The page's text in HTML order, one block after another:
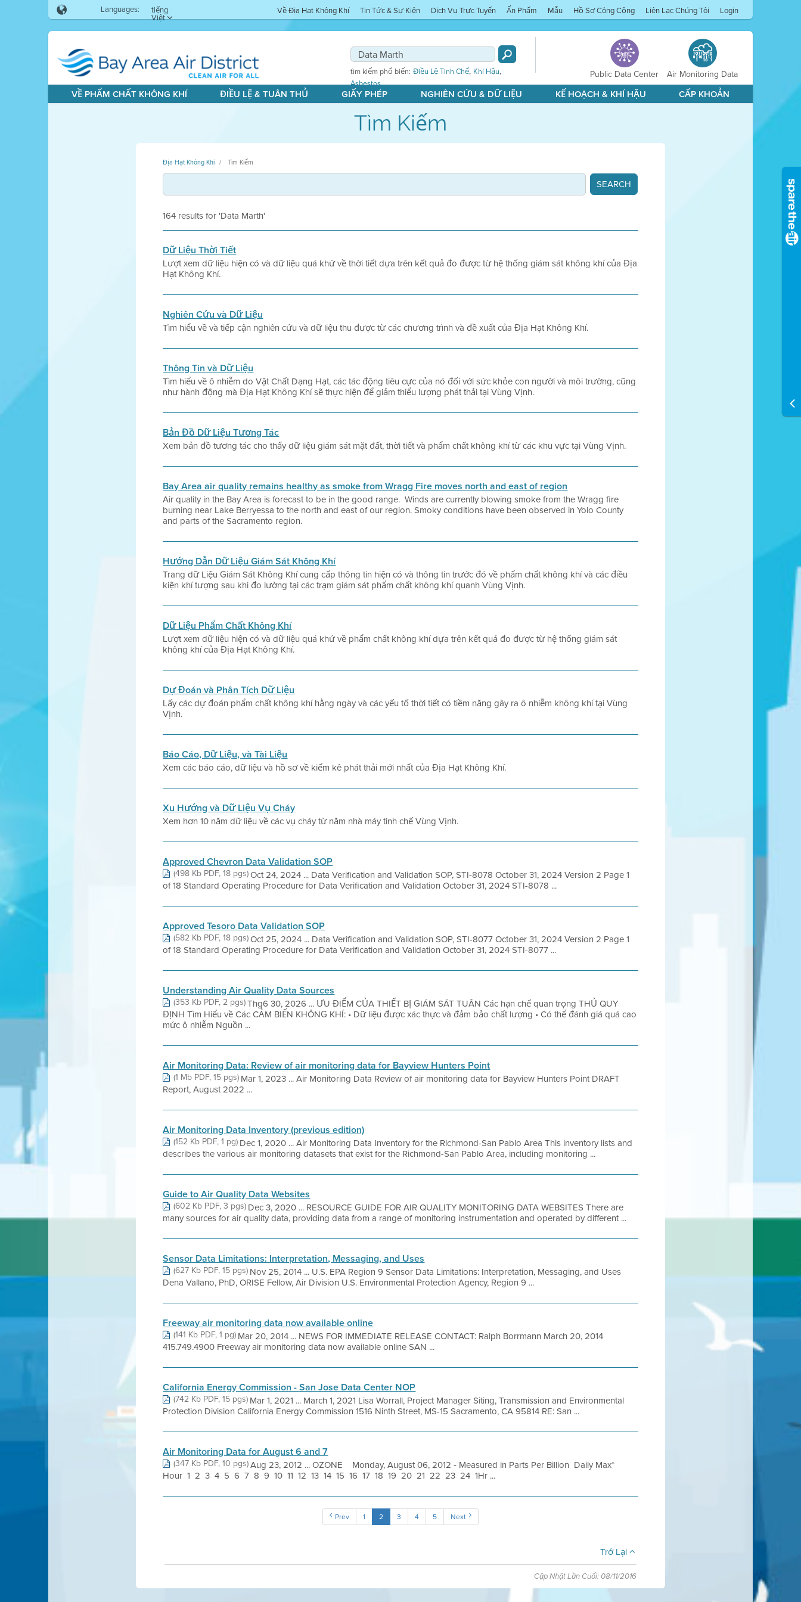
Languages: tiếng
Việt
Về Địa Hạt Không Khí Tin Tức & Sự Kiện Dịch Vụ Trực Tuyến Ấn Phẩm Mẫu Hồ Sơ Công Cộng Liên Lạc Chúng Tôi Login
tìm kiếm phổ biến: Điều Lệ Tinh Chế, Khí Hậu,
Asbestos
Public Data Center Air Monitoring Data
VỀ PHẨM CHẤT KHÔNG KHÍ ĐIỀU LỆ & TUÂN THỦ GIẤY PHÉP NGHIÊN CỨU & DỮ LIỆU KẾ HOẠCH & KHÍ HẬU CẤP KHOẢN
Tìm Kiếm
Địa Hạt Không Khí Tìm Kiếm
164 results for 'Data Marth'
Dữ Liệu Thời Tiết
Lượt xem dữ liệu hiện có và dữ liệu quá khứ về thời tiết dựa trên kết quả đo được từ hệ thống giám sát không khí của Địa
Hạt Không Khí.
Nghiên Cứu và Dữ Liệu
Tìm hiểu về và tiếp cận nghiên cứu và dữ liệu thu được từ các chương trình và đề xuất của Địa Hạt Không Khí.
Thông Tin và Dữ Liệu
Tìm hiểu về ô nhiễm do Vật Chất Dạng Hạt, các tác động tiêu cực của nó đối với sức khỏe con người và môi trường, cũng
như hành động mà Địa Hạt Không Khí sẽ thực hiện để giảm thiểu lượng phát thải tại Vùng Vịnh.
Bản Đồ Dữ Liệu Tương Tác
Xem bản đồ tương tác cho thấy dữ liệu giám sát mặt đất, thời tiết và phẩm chất không khí từ các khu vực tại Vùng Vịnh.
Bay Area air quality remains healthy as smoke from Wragg Fire moves north and east of region
Air quality in the Bay Area is forecast to be in the good range. Winds are currently blowing smoke from the Wragg fire
burning near Lake Berryessa to the north and east of our region. Smoky conditions have been observed in Yolo County
and parts of the Sacramento region.
Hướng Dẫn Dữ Liệu Giám Sát Không Khí
Trang dữ Liệu Giám Sát Không Khí cung cấp thông tin hiện có và thông tin trước đó về phẩm chất không khí và các điều
kiện khí tượng sau khi đo lường tại các trạm giám sát phẩm chất không khí quanh Vùng Vịnh.
Dữ Liệu Phẩm Chất Không Khí
Lượt xem dữ liệu hiện có và dữ liệu quá khứ về phẩm chất không khí dựa trên kết quả đo được từ hệ thống giám sát
không khí của Địa Hạt Không Khí.
Dự Đoán và Phân Tích Dữ Liệu
Lấy các dự đoán phẩm chất không khí hằng ngày và các yếu tố thời tiết có tiềm năng gây ra ô nhiễm không khí tại Vùng
Vịnh.
Báo Cáo, Dữ Liệu, và Tài Liệu
Xem các báo cáo, dữ liệu và hồ sơ về kiểm kê phát thải mới nhất của Địa Hạt Không Khí.
Xu Hướng và Dữ Liệu Vụ Cháy
Xem hơn 10 năm dữ liệu về các vụ cháy từ năm nhà máy tinh chế Vùng Vịnh.
Approved Chevron Data Validation SOP
(498 Kb PDF, 18 pgs)Oct 24, 2024 ... Data Verification and Validation SOP, STI-8078 October 31, 2024 Version 2 Page 1
of 18 Standard Operating Procedure for Data Verification and Validation October 31, 2024 STI-8078 ...
Approved Tesoro Data Validation SOP
(582 Kb PDF, 18 pgs)Oct 25, 2024 ... Data Verification and Validation SOP, STI-8077 October 31, 2024 Version 2 Page 1
of 18 Standard Operating Procedure for Data Verification and Validation October 31, 2024 STI-8077 ...
Understanding Air Quality Data Sources
(353 Kb PDF, 2 pgs)Thg6 30, 2026 ... ƯU ĐIỂM CỦA THIẾT BỊ GIÁM SÁT TUÂN Các hạn chế quan trọng THỦ QUY
ĐỊNH Tìm Hiểu về Các CẢM BIẾN KHÔNG KHÍ: • Dữ liệu được xác thực và đảm bảo chất lượng • Có thể đánh giá quá cao
mức ô nhiễm Nguồn ...
Air Monitoring Data: Review of air monitoring data for Bayview Hunters Point
(1 Mb PDF, 15 pgs)Mar 1, 2023 ... Air Monitoring Data Review of air monitoring data for Bayview Hunters Point DRAFT
Report, August 2022 ...
Air Monitoring Data Inventory (previous edition)
(152 Kb PDF, 1 pg)Dec 1, 2020 ... Air Monitoring Data Inventory for the Richmond-San Pablo Area This inventory lists and
describes the various air monitoring datasets that exist for the Richmond-San Pablo Area, including monitoring ...
Guide to Air Quality Data Websites
(602 Kb PDF, 3 pgs)Dec 3, 2020 ... RESOURCE GUIDE FOR AIR QUALITY MONITORING DATA WEBSITES There are
many sources for air quality data, providing data from a range of monitoring instrumentation and operated by different ...
Sensor Data Limitations: Interpretation, Messaging, and Uses
(627 Kb PDF, 15 pgs)Nov 25, 2014 ... U.S. EPA Region 9 Sensor Data Limitations: Interpretation, Messaging, and Uses
Dena Vallano, PhD, ORISE Fellow, Air Division U.S. Environmental Protection Agency, Region 9 ...
Freeway air monitoring data now available online
(141 Kb PDF, 1 pg)Mar 20, 2014 ... NEWS FOR IMMEDIATE RELEASE CONTACT: Ralph Borrmann March 20, 2014
415.749.4900 Freeway air monitoring data now available online SAN ...
California Energy Commission - San Jose Data Center NOP
(742 Kb PDF, 15 pgs)Mar 1, 2021 ... March 1, 2021 Lisa Worrall, Project Manager Siting, Transmission and Environmental
Protection Division California Energy Commission 1516 Ninth Street, MS-15 Sacramento, CA 95814 RE: San ...
Air Monitoring Data for August 6 and 7
(347 Kb PDF, 10 pgs)Aug 23, 2012 ... OZONE Monday, August 06, 2012 ‐ Measured in Parts Per Billion Daily Max*
Hour 1 2 3 4 5 6 7 8 9 10 11 12 13 14 15 16 17 18 19 20 21 22 23 24 1Hr ...
Prev 1 2 3 4 5 Next
Trở Lại
Cập Nhật Lần Cuối: 08/11/2016